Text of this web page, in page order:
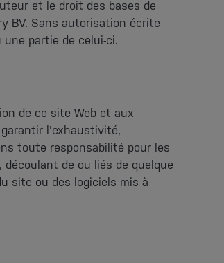
et le droit des bases de
BV. Sans autorisation écrite
partie de celui-ci.
de ce site Web et aux
l'exhaustivité,
toute responsabilité pour les
de ou liés de quelque
site ou des logiciels mis à